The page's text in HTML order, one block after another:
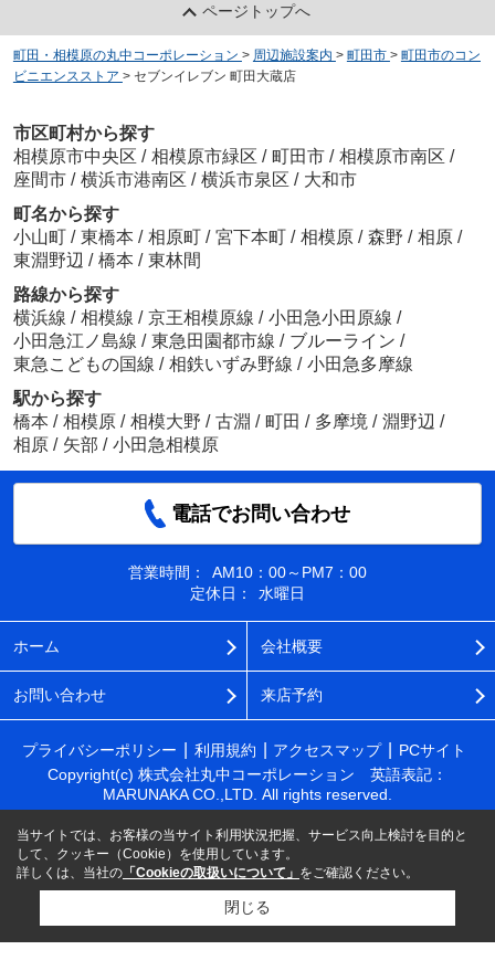
ページトップへ
町田・相模原の丸中コーポレーション > 周辺施設案内 > 町田市 > 町田市のコン
ビニエンスストア > セブンイレブン 町田大蔵店
市区町村から探す
相模原市中央区 / 相模原市緑区 / 町田市 / 相模原市南区 /
座間市 / 横浜市港南区 / 横浜市泉区 / 大和市
町名から探す
小山町 / 東橋本 / 相原町 / 宮下本町 / 相模原 / 森野 / 相原 /
東淵野辺 / 橋本 / 東林間
路線から探す
横浜線 / 相模線 / 京王相模原線 / 小田急小田原線 /
小田急江ノ島線 / 東急田園都市線 / ブルーライン /
東急こどもの国線 / 相鉄いずみ野線 / 小田急多摩線
駅から探す
橋本 / 相模原 / 相模大野 / 古淵 / 町田 / 多摩境 / 淵野辺 /
相原 / 矢部 / 小田急相模原
電話でお問い合わせ
営業時間：
AM10：00～PM7：00
定休日：
水曜日
ホーム 会社概要
お問い合わせ 来店予約
プライバシーポリシー 利用規約 アクセスマップ
PCサイト
Copyright(c) 株式会社丸中コーポレーション 英語表記：
MARUNAKA CO.,LTD. All rights reserved.
当サイトでは、お客様の当サイト利用状況把握、サービス向上検討を目的と
して、クッキー（Cookie）を使用しています。
詳しくは、当社の 「Cookieの取扱いについて」 をご確認ください。
閉じる